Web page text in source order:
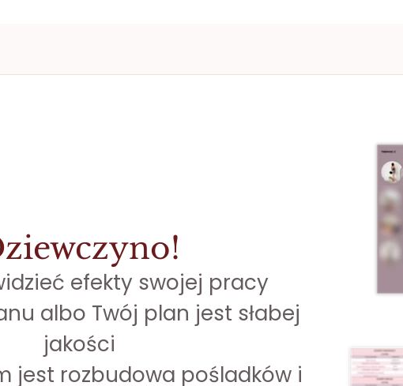
efekty swojej pracy
albo Twój plan jest słabej
jakości
jest rozbudowa pośladków i